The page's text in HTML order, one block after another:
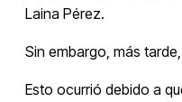
Laina Pérez.
Sin embargo, más
Esto ocurrió debido a